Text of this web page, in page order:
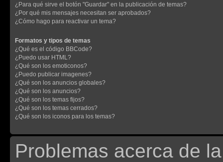
¿Para qué sirve el botón "Guardar" en la publicación de temas?
¿Por qué mis mensajes necesitan ser aprobados?
¿Cómo hago para reactivar un tema?
Formatos y tipos de temas
¿Qué es el código BBCode?
¿Puedo usar HTML?
¿Qué son los emoticonos?
¿Puedo publicar imagenes?
¿Qué son los anuncios globales?
¿Qué son los anuncios?
¿Qué son los temas fijos?
¿Qué son los temas cerrados?
¿Qué son los iconos para los temas?
Problemas acerca de